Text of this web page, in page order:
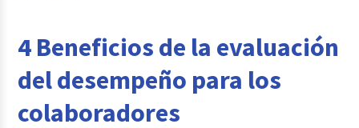
4 Beneficios de la evaluación
del desempeño para los
colaboradores